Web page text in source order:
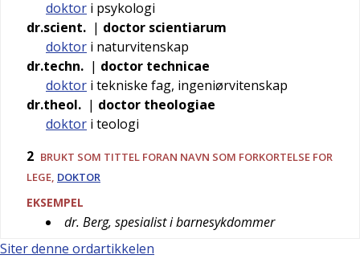
doktor i psykologi
dr.scient. | doctor scientiarum
doktor i naturvitenskap
dr.techn. | doctor technicae
doktor i tekniske fag, ingeniørvitenskap
dr.theol. | doctor theologiae
doktor i teologi
2 BRUKT SOM TITTEL FORAN NAVN SOM FORKORTELSE FOR
LEGE, DOKTOR
EKSEMPEL
dr. Berg, spesialist i barnesykdommer
Siter denne ordartikkelen